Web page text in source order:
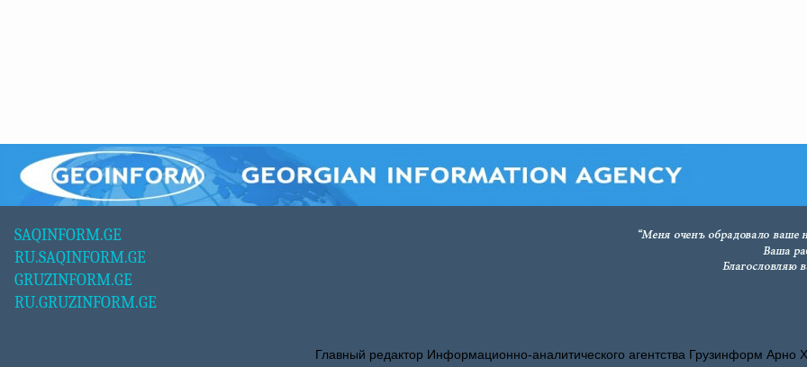
SAQINFORM.GE
RU.SAQINFORM.GE
GRUZINFORM.GE
RU.GRUZINFORM.GE
Главный редактор Информационно-аналитического агентства Грузинформ Арно